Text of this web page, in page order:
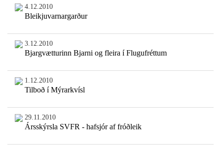
4.12.2010
Bleikjuvarnargarður
3.12.2010
Bjargvætturinn Bjarni og fleira í Flugufréttum
1.12.2010
Tilboð í Mýrarkvísl
29.11.2010
Ársskýrsla SVFR - hafsjór af fróðleik